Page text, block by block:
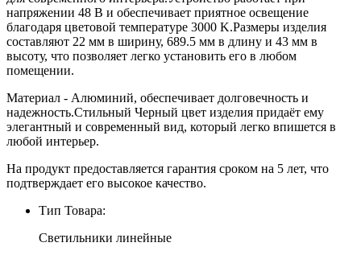
напряжении 48 В и обеспечивает приятное освещение
благодаря цветовой температуре 3000 K.Размеры изделия
составляют 22 мм в ширину, 689.5 мм в длину и 43 мм в
высоту, что позволяет легко установить его в любом
помещении.
Материал - Алюминий, обеспечивает долговечность и
надежность.Стильный Черный цвет изделия придаёт ему
элегантный и современный вид, который легко впишется в
любой интерьер.
На продукт предоставляется гарантия сроком на 5 лет, что
подтверждает его высокое качество.
Тип Товара:
Светильники линейные